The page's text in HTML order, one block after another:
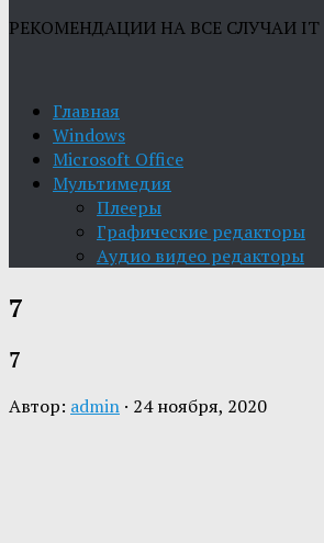
РЕКОМЕНДАЦИИ НА ВСЕ СЛУЧАИ IT
Главная
Windows
Microsoft Office
Мультимедия
Плееры
Графические редакторы
Aудио видео редакторы
7
7
Автор: admin · 24 ноября, 2020